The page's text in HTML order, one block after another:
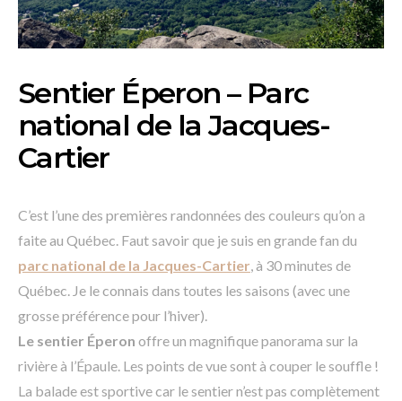
Sentier Éperon – Parc
national de la Jacques-
Cartier
C’est l’une des premières randonnées des couleurs qu’on a
faite au Québec. Faut savoir que je suis en grande fan du
parc national de la Jacques-Cartier, à 30 minutes de
Québec. Je le connais dans toutes les saisons (avec une
grosse préférence pour l’hiver).
Le sentier Éperon offre un magnifique panorama sur la
rivière à l’Épaule. Les points de vue sont à couper le souffle !
La balade est sportive car le sentier n’est pas complètement